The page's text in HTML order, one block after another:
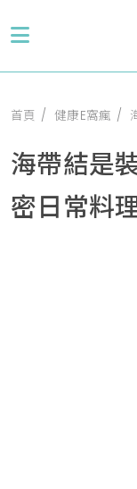
首頁 健康E窩瘋
海帶結是
密日常料